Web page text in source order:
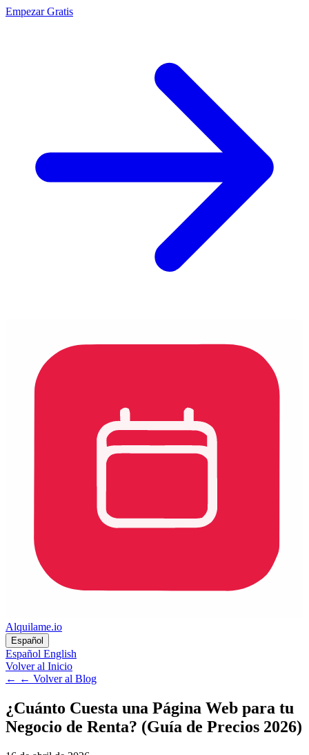
Empezar Gratis
Alquilame.io
Español
Español English
Volver al Inicio
← ← Volver al Blog
¿Cuánto Cuesta una Página Web para tu
Negocio de Renta? (Guía de Precios 2026)